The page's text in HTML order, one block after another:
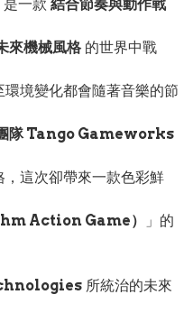
一款 結合節奏與動作戰
來機械風格 的世界中戰
境變化都會隨著音樂的節
團隊 Tango Gameworks
這次卻帶來一款色彩鮮
Action Game）
」的
所統治的未來